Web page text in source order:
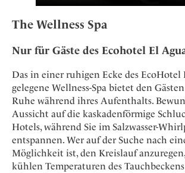
The Wellness Spa
Nur für Gäste des Ecohotel El
Das in einer ruhigen Ecke des EcoHotel
gelegene Wellness-Spa bietet den
Ruhe während ihres Aufenthalts.
Aussicht auf die kaskadenförmige
Hotels, während Sie im Salzwasser-
entspannen. Wer auf der Suche nach
Möglichkeit ist, den Kreislauf
kühlen Temperaturen des